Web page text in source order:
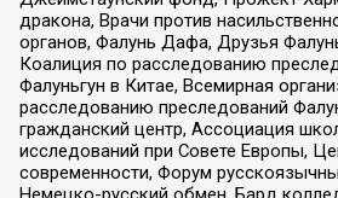
дракона, Врачи против
органов, Фалунь Дафа, Друзья
Коалиция по расследованию
Фалуньгун в Китае, Всемирная
расследованию преследований
гражданский центр, Ассоциация
исследований при Совете Европы,
современности, Форум